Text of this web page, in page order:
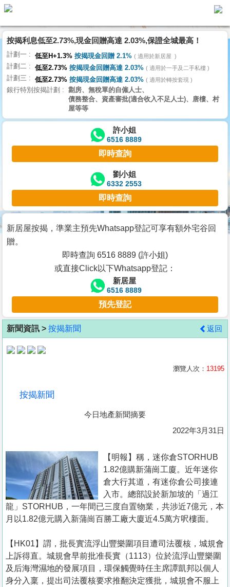
代
理
主
頁
搵
樓/
交
業
主
宅
谷
按
客
地
產
業
手
冊
於
我
們
按揭利息低至2.73%,現金回贈高達 2.03%,保證全城最高！
計劃一 低至H+1.3% 按揭現金回贈 2.1% 適用於新居屋
計劃二 低至2.73% 按揭現金回贈高達 2.03% 適用於一手及二手私樓
計劃三 低至2.73% 按揭現金回贈高達 2.03% 適用於轉按套現
銀行特別按揭計劃
劏房、無稅單的自僱人士、
債務整合、資產審批(適合收入不足人士)、唐樓、村
屋等等
許小姐
6516 8889
即時查詢
劉小姐
6332 2553
即時查詢
新居屋按揭，準業主預先Whatsapp登記可享有額外宅谷回
贈。
即時查詢 6516 8889 (許小姐)
或直接Click以下Whatsapp登記：
新居屋
6516 8889
預先登記
新聞資訊 > 按揭新聞 返回
瀏覽人次： 13195
按揭新聞
今日地產新聞摘要
2022年3月31日
【明報】稱，迷你倉STORHUB
1.82億購新蒲崗工廈。近年迷你
倉大行其道，有迷你倉公司接連
入市。總部設於新加坡的「過江
龍」STORHUB，一年間已三度自置物業，共涉近7億元，本
月以1.82億元購入新蒲崗百勝工廠大廈近4.5萬方呎樓面。
【HK01】謂，批長實流浮山豐樂圍項目遭司法覆核，城規會
上訴得直。城規會早前批准長實（1113）位於流浮山豐樂圍
及后海灣濕地的發展項目，環保觸覺時任主席譚凱邦以個人
身分入稟，提出司法覆核要求推翻決定獲批，城規會不服上